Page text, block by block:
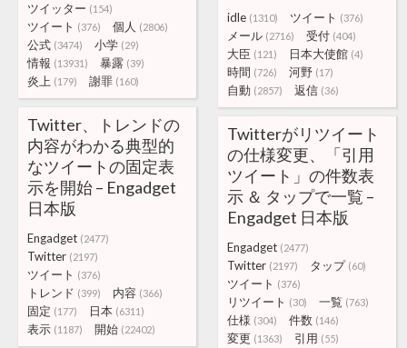
ツイッター (154)
ツイート (376) 個人 (2806)
公式 (3474) 小学 (29)
情報 (13931) 暴露 (39)
炎上 (179) 謝罪 (160)
idle (1310) ツイート (376)
メール (2716) 受付 (404)
大臣 (121) 日本大使館 (4)
時間 (726) 河野 (17)
自動 (2857) 返信 (36)
Twitter、トレンドの
内容がわかる典型的
なツイートの固定表
示を開始 – Engadget
日本版
Engadget (2477)
Twitter (2197)
ツイート (376)
トレンド (399) 内容 (366)
固定 (177) 日本 (6311)
表示 (1187) 開始 (22402)
Twitterがリツイート
の仕様変更、「引用
ツイート」の件数表
示 ＆ タップで一覧 –
Engadget 日本版
Engadget (2477)
Twitter (2197) タップ (60)
ツイート (376)
リツイート (30) 一覧 (763)
仕様 (304) 件数 (146)
変更 (1363) 引用 (55)